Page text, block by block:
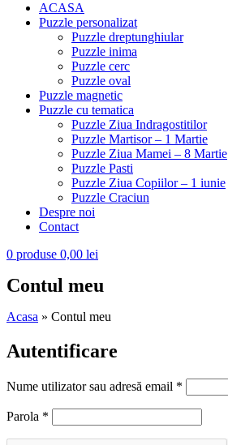
ACASA
Puzzle personalizat
Puzzle dreptunghiular
Puzzle inima
Puzzle cerc
Puzzle oval
Puzzle magnetic
Puzzle cu tematica
Puzzle Ziua Indragostitilor
Puzzle Martisor – 1 Martie
Puzzle Ziua Mamei – 8 Martie
Puzzle Pasti
Puzzle Ziua Copiilor – 1 iunie
Puzzle Craciun
Despre noi
Contact
0 produse 0,00 lei
Contul meu
Acasa » Contul meu
Autentificare
Nume utilizator sau adresă email *
Parola *